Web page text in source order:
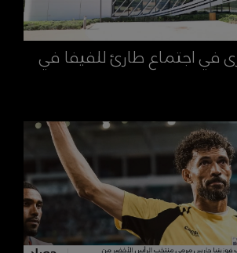
في اجتماع طارئ للفيفا في